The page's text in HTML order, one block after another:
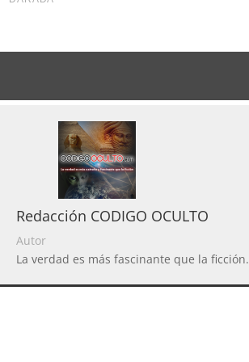
Redacción CODIGO OCULTO
Autor
La verdad es más fascinante que la ficción.